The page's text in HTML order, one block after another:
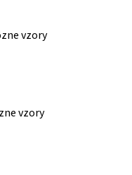
vzory
vzory